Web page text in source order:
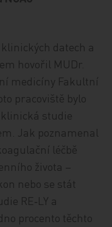
datech a
hovořil MUDr.
medicíny Fakultní
pracoviště bylo
studie
Jak poznamenal
léčbě
života –
nebo se stát
RE‑LY a
procento těchto